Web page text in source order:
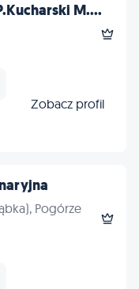
M....
Zobacz profil
Pogórze